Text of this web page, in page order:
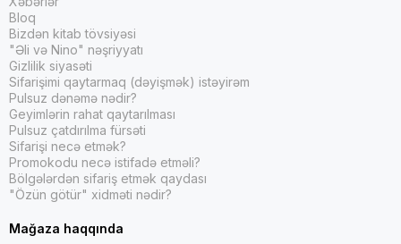
Bloq
Bizdən kitab tövsiyəsi
"Əli və Nino" nəşriyyatı
Gizlilik siyasəti
Sifarişimi qaytarmaq (dəyişmək) istəyirəm
Pulsuz dənəmə nədir?
Geyimlərin rahat qaytarılması
Pulsuz çatdırılma fürsəti
Sifarişi necə etmək?
Promokodu necə istifadə etməli?
Bölgələrdən sifariş etmək qaydası
"Özün götür" xidməti nədir?
Mağaza haqqında